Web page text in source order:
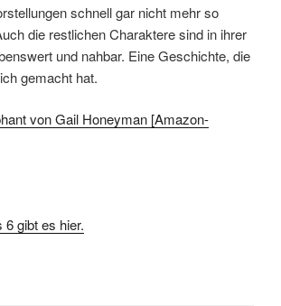
schnell gar nicht mehr so
die restlichen Charaktere sind in ihrer
und nahbar. Eine Geschichte, die
gemacht hat.
von Gail Honeyman [Amazon-
6 gibt es hier.